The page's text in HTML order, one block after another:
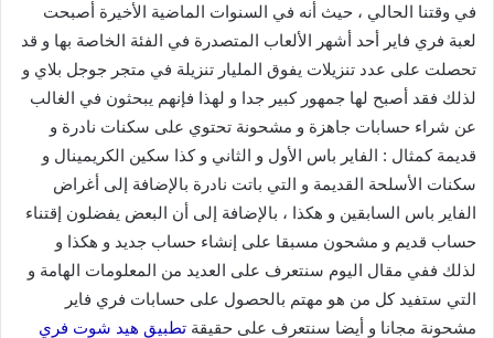
في وقتنا الحالي ، حيث أنه في السنوات الماضية الأخيرة أصبحت
لعبة فري فاير أحد أشهر الألعاب المتصدرة في الفئة الخاصة بها و قد
تحصلت على عدد تنزيلات يفوق المليار تنزيلة في متجر جوجل بلاي و
لذلك فقد أصبح لها جمهور كبير جدا و لهذا فإنهم يبحثون في الغالب
عن شراء حسابات جاهزة و مشحونة تحتوي على سكنات نادرة و
قديمة كمثال : الفاير باس الأول و الثاني و كذا سكين الكريمينال و
سكنات الأسلحة القديمة و التي باتت نادرة بالإضافة إلى أغراض
الفاير باس السابقين و هكذا ، بالإضافة إلى أن البعض يفضلون إقتناء
حساب قديم و مشحون مسبقا على إنشاء حساب جديد و هكذا و
لذلك ففي مقال اليوم سنتعرف على العديد من المعلومات الهامة و
التي ستفيد كل من هو مهتم بالحصول على حسابات فري فاير
مشحونة مجانا و أيضا سنتعرف على حقيقة تطبيق هيد شوت فري